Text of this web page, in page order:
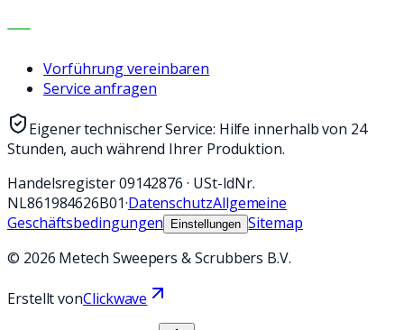
KONTAKT
Vorführung vereinbaren
Service anfragen
Eigener technischer Service: Hilfe innerhalb von 24
Stunden, auch während Ihrer Produktion.
Handelsregister09142876 · USt-IdNr.
NL861984626B01·DatenschutzAllgemeine
Geschäftsbedingungen
Einstellungen Sitemap
© 2026 Metech Sweepers & Scrubbers B.V.
Erstellt vonClickwave